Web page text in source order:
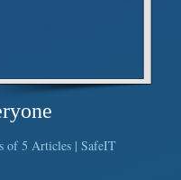
of 5 Articles | SafeIT